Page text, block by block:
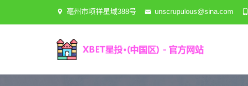
亳州市项祥星域388号 unscrupulous@sina.com